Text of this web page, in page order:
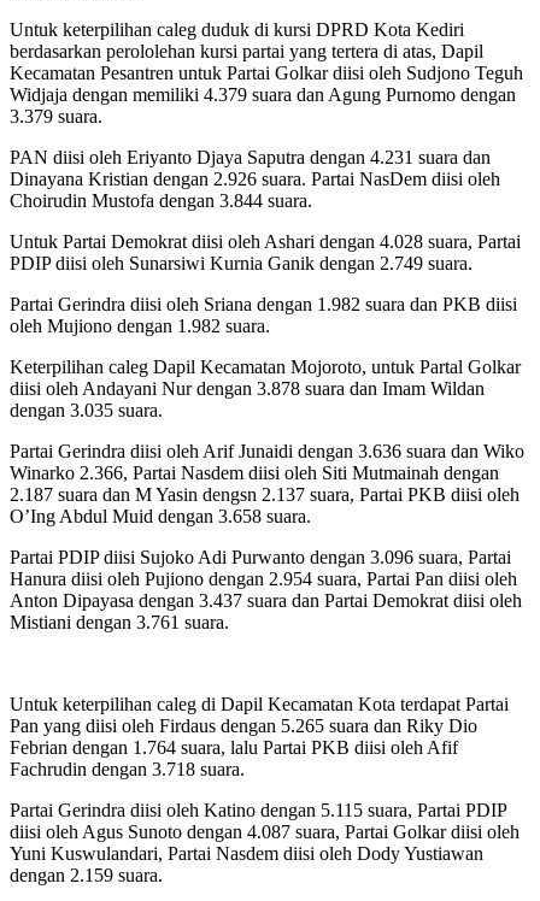
Untuk keterpilihan caleg duduk di kursi DPRD Kota Kediri
berdasarkan perololehan kursi partai yang tertera di atas, Dapil
Kecamatan Pesantren untuk Partai Golkar diisi oleh Sudjono Teguh
Widjaja dengan memiliki 4.379 suara dan Agung Purnomo dengan
3.379 suara.
PAN diisi oleh Eriyanto Djaya Saputra dengan 4.231 suara dan
Dinayana Kristian dengan 2.926 suara. Partai NasDem diisi oleh
Choirudin Mustofa dengan 3.844 suara.
Untuk Partai Demokrat diisi oleh Ashari dengan 4.028 suara, Partai
PDIP diisi oleh Sunarsiwi Kurnia Ganik dengan 2.749 suara.
Partai Gerindra diisi oleh Sriana dengan 1.982 suara dan PKB diisi
oleh Mujiono dengan 1.982 suara.
Keterpilihan caleg Dapil Kecamatan Mojoroto, untuk Partal Golkar
diisi oleh Andayani Nur dengan 3.878 suara dan Imam Wildan
dengan 3.035 suara.
Partai Gerindra diisi oleh Arif Junaidi dengan 3.636 suara dan Wiko
Winarko 2.366, Partai Nasdem diisi oleh Siti Mutmainah dengan
2.187 suara dan M Yasin dengsn 2.137 suara, Partai PKB diisi oleh
O’Ing Abdul Muid dengan 3.658 suara.
Partai PDIP diisi Sujoko Adi Purwanto dengan 3.096 suara, Partai
Hanura diisi oleh Pujiono dengan 2.954 suara, Partai Pan diisi oleh
Anton Dipayasa dengan 3.437 suara dan Partai Demokrat diisi oleh
Mistiani dengan 3.761 suara.
Untuk keterpilihan caleg di Dapil Kecamatan Kota terdapat Partai
Pan yang diisi oleh Firdaus dengan 5.265 suara dan Riky Dio
Febrian dengan 1.764 suara, lalu Partai PKB diisi oleh Afif
Fachrudin dengan 3.718 suara.
Partai Gerindra diisi oleh Katino dengan 5.115 suara, Partai PDIP
diisi oleh Agus Sunoto dengan 4.087 suara, Partai Golkar diisi oleh
Yuni Kuswulandari, Partai Nasdem diisi oleh Dody Yustiawan
dengan 2.159 suara.